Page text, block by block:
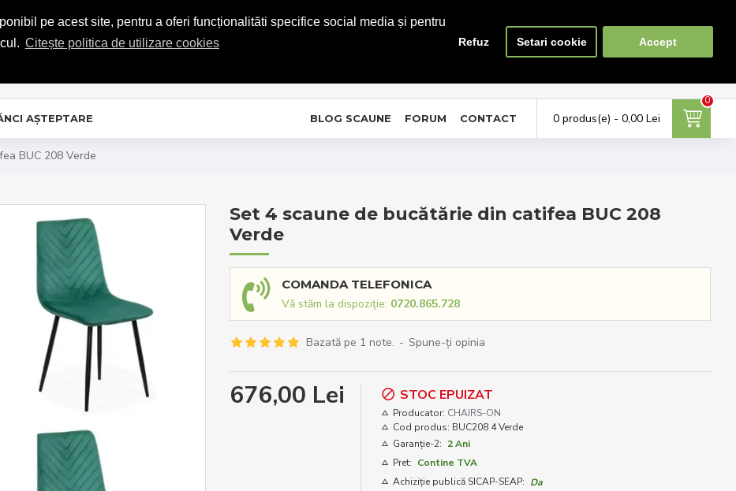
pe acest site, pentru a oferi funcționalităti specifice social media și pentru
Citește politica de utilizare cookies Refuz Setari cookie Accept
COMENZI TELEFONICE: 0720.865.728
Favorite Compara
0
AȘTEPTARE BLOG SCAUNE FORUM CONTACT 0 produs(e) - 0,00 Lei
0
BUC 208 Verde
Set 4 scaune de bucătărie din catifea BUC 208
Verde
COMANDA TELEFONICA
Vă stăm la dispoziție: 0720.865.728
Bazată pe 1 note. - Spune-ţi opinia
676,00 Lei STOC EPUIZAT
Producator: CHAIRS-ON
Cod produs: BUC208 4 Verde
Garanție-2: 2 Ani
Pret: Contine TVA
Achiziție publică SICAP-SEAP: Da